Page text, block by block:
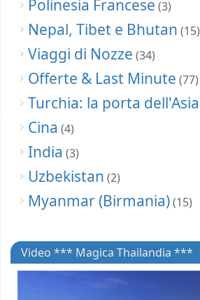
Polinesia Francese (3)
Nepal, Tibet e Bhutan (15)
Viaggi di Nozze (34)
Offerte & Last Minute (77)
Turchia: la porta dell'Asia
Cina (4)
India (3)
Uzbekistan (2)
Myanmar (Birmania)(15)
Video *** Magica Thailandia ***